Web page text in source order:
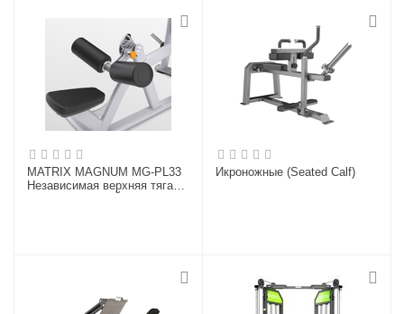
MATRIX MAGNUM MG-PL33
Независимая верхняя тяга
Икроножные (Seated Calf)